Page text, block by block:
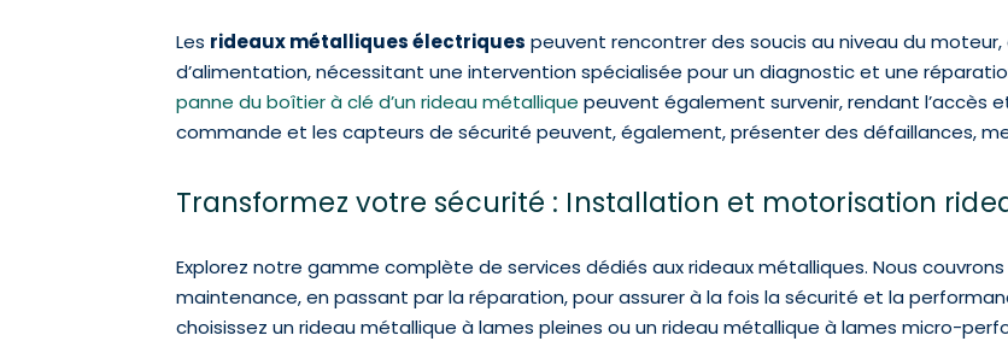
Les rideaux métalliques électriques peuvent rencontrer des soucis au niveau du
d’alimentation, nécessitant une intervention spécialisée pour un diagnostic et une
panne du boîtier à clé d’un rideau métallique peuvent également survenir, rendant l’accès
commande et les capteurs de sécurité peuvent, également, présenter des défaillances,
Transformez votre sécurité : Installation et motorisation
Explorez notre gamme complète de services dédiés aux rideaux métalliques. Nous
maintenance, en passant par la réparation, pour assurer à la fois la sécurité et la
choisissez un rideau métallique à lames pleines ou un rideau métallique à lames micro-